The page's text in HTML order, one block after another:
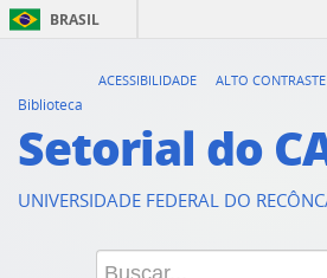
BRASIL
ACESSIBILIDADE ALTO CONTRASTE
Biblioteca
Setorial do
UNIVERSIDADE FEDERAL DO